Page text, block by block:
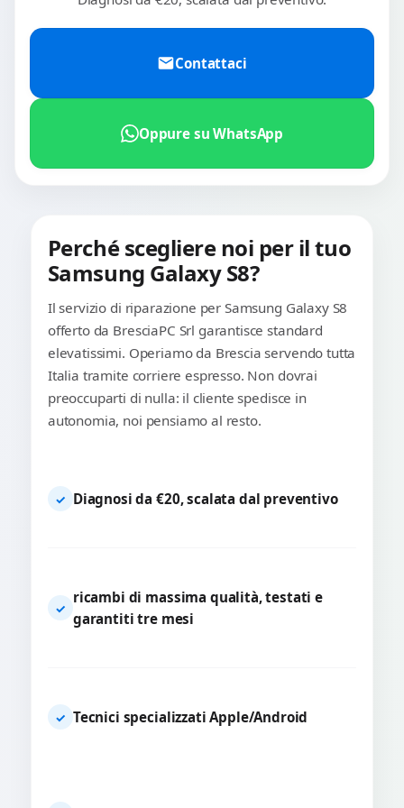
Contattaci
Oppure su WhatsApp
Perché scegliere noi per il tuo
Samsung Galaxy S8?
Il servizio di riparazione per Samsung Galaxy S8
offerto da BresciaPC Srl garantisce standard
elevatissimi. Operiamo da Brescia servendo tutta
Italia tramite corriere espresso. Non dovrai
preoccuparti di nulla: il cliente spedisce in
autonomia, noi pensiamo al resto.
✓ Diagnosi da €20, scalata dal preventivo
✓
ricambi di massima qualità, testati e
garantiti tre mesi
✓ Tecnici specializzati Apple/Android